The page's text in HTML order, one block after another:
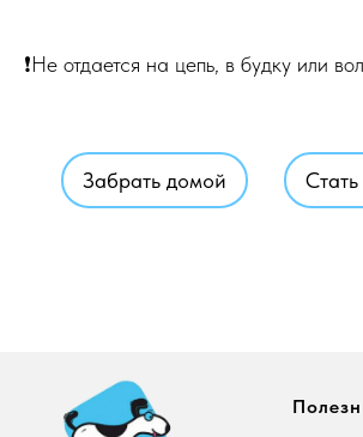
❗Не отдается на цепь, в будку или
Забрать домой